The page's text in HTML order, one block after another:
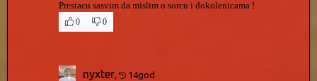
Prestacu sasvim da mislim o sorcu i dokolenicama !
0
0
nyxter 14god